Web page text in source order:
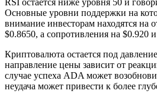
Основные уровни поддержки на
внимание инвесторам находятся на
$0.8650, а сопротивления на $0.920
Криптовалюта остается под
направление цены зависит от
случае успеха ADA может
неудача может привести к более